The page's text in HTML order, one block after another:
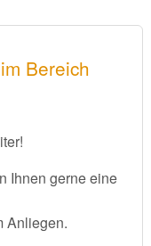
Bereich
Ihnen gerne eine
Anliegen.